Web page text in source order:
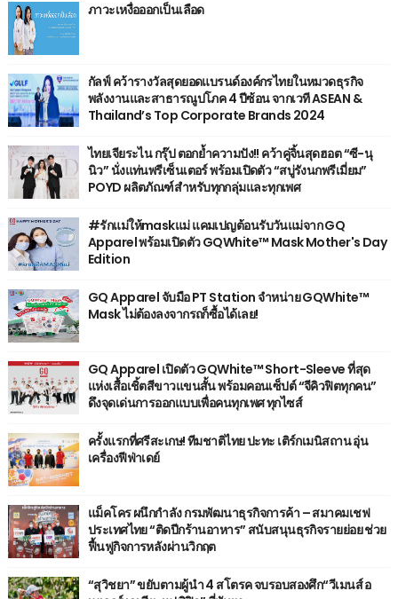
ภาวะเหงื่อออกเป็นเลือด
กัลฟ์ คว้ารางวัลสุดยอดแบรนด์องค์กรไทยในหมวดธุรกิจ
พลังงานและสาธารณูปโภค 4 ปีซ้อน จากเวที ASEAN &
Thailand’s Top Corporate Brands 2024
ไทยเจียระไน กรุ๊ป ตอกย้ำความปัง!! คว้าคู่จิ้นสุดฮอต “ซี-นุ
นิว” นั่งแท่นพรีเซ็นเตอร์ พร้อมเปิดตัว “สบู่รังนกพรีเมี่ยม”
POYD ผลิตภัณฑ์สำหรับทุกกลุ่มและทุกเพศ
#รักแม่ให้maskแม่ แคมเปญต้อนรับวันแม่จาก GQ
Apparel พร้อมเปิดตัว GQWhite™ Mask Mother's Day
Edition
GQ Apparel จับมือ PT Station จำหน่าย GQWhite™
Mask ไม่ต้องลงจากรถก็ซื้อได้เลย!
GQ Apparel เปิดตัว GQWhite™ Short-Sleeve ที่สุด
แห่งเสื้อเชิ้ตสีขาวแขนสั้น พร้อมคอนเซ็ปต์ “จีคิวฟิตทุกคน”
ดึงจุดเด่นการออกแบบเพื่อคนทุกเพศ ทุกไซส์
ครั้งแรกที่ศรีสะเกษ! ทีมชาติไทย ปะทะ เติร์กเมนิสถาน อุ่น
เครื่องฟีฟ่าเดย์
แม็คโคร ผนึกกำลัง กรมพัฒนาธุรกิจการค้า – สมาคมเชฟ
ประเทศไทย “ติดปีกร้านอาหาร” สนับสนุนธุรกิจรายย่อย ช่วย
ฟื้นฟูกิจการหลังผ่านวิกฤต
“สุวิชยา” ขยับตามผู้นำ 4 สโตรค จบรอบสองศึก“วีเมนส์ อ